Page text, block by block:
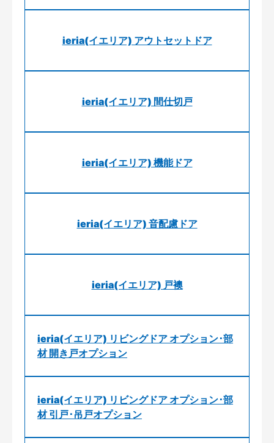
ieria(イエリア) アウトセットドア
ieria(イエリア) 間仕切戸
ieria(イエリア) 機能ドア
ieria(イエリア) 音配慮ドア
ieria(イエリア) 戸襖
ieria(イエリア) リビングドア オプション･部
材 開き戸オプション
ieria(イエリア) リビングドア オプション･部
材 引戸･吊戸オプション